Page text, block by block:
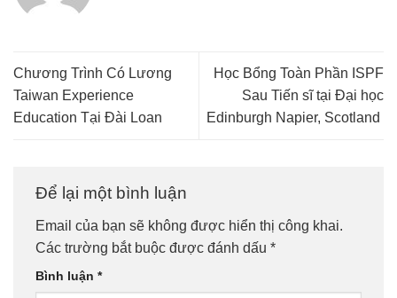
Chương Trình Có Lương
Taiwan Experience
Education Tại Đài Loan
Học Bổng Toàn Phần ISPF
Sau Tiến sĩ tại Đại học
Edinburgh Napier, Scotland
Để lại một bình luận
Email của bạn sẽ không được hiển thị công khai.
Các trường bắt buộc được đánh dấu *
Bình luận *